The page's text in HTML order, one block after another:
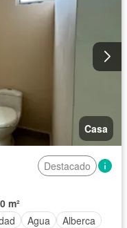
Casa
Destacado
m²
Agua
Alberca